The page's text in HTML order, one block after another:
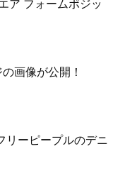
ア フォームポジッ
画像が公開！
リーピープルのデニ